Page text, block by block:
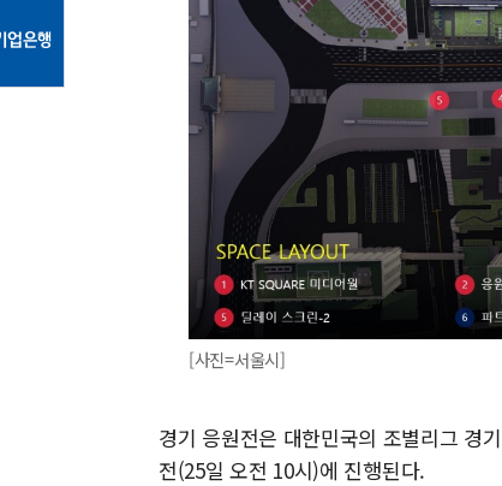
[사진=서울시]
경기 응원전은 대한민국의 조별리그 경
전(25일 오전 10시)에 진행된다.